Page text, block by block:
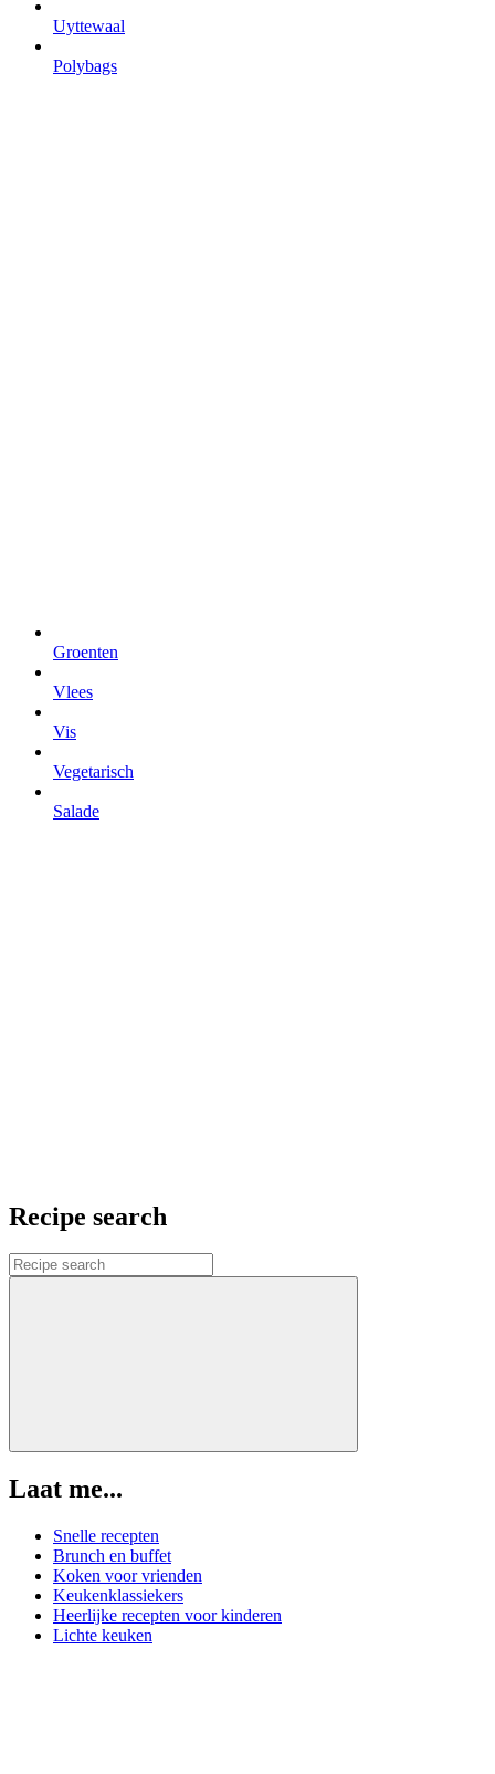
Uyttewaal
Polybags
Groenten
Vlees
Vis
Vegetarisch
Salade
Recipe search
Laat me...
Snelle recepten
Brunch en buffet
Koken voor vrienden
Keukenklassiekers
Heerlijke recepten voor kinderen
Lichte keuken